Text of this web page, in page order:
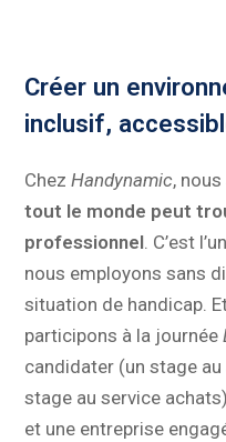
Créer un
inclusif,
ChezHandynamic,
tout le monde peut
professionnel. C’est
nous employons sans
situation de handicap.
participons à la journée
candidater (un stage
stage au service
et une entreprise